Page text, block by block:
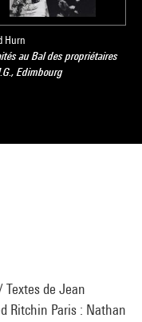
Hurn
au Bal des propriétaires
Edimbourg
de Jean
Ritchin Paris : Nathan